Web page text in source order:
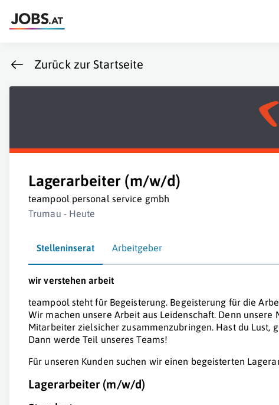
Zurück zur Startseite
Lagerarbeiter (m/w/d)
teampool personal service gmbh
Trumau - Heute
Stelleninserat Arbeitgeber
wir verstehen arbeit
teampool steht für Begeisterung. Begeisterung für die
Wir machen unsere Arbeit aus Leidenschaft. Denn unsere
Mitarbeiter zielsicher zusammenzubringen. Hast du Lust,
Dann werde Teil unseres Teams!
Für unseren Kunden suchen wir einen begeisterten
Lagerarbeiter (m/w/d)